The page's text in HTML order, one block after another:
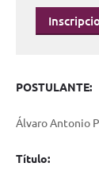
POSTULANTE:
Álvaro Antonio
Título: